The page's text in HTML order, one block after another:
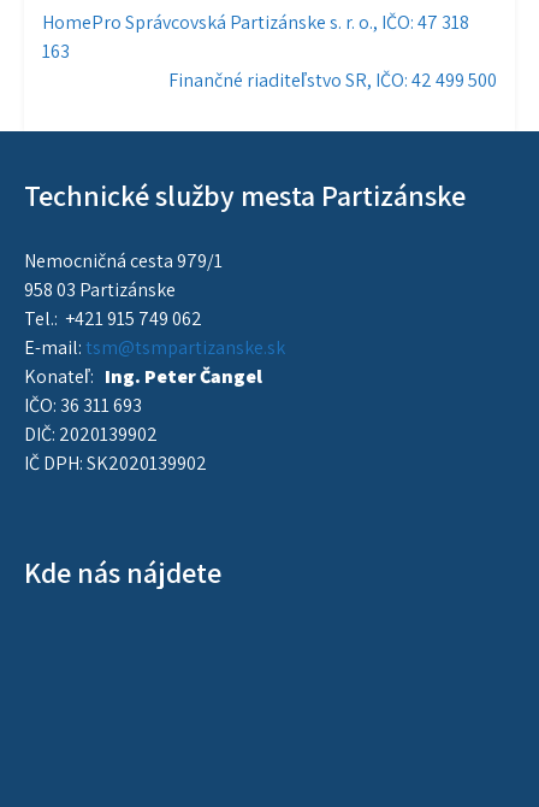
Navigácia
v
článku
HomePro Správcovská Partizánske s. r. o., IČO: 47 318
163
Finančné riaditeľstvo SR, IČO: 42 499 500
Technické služby mesta Partizánske
Nemocničná cesta 979/1
958 03 Partizánske
Tel.: +421 915 749 062
E-mail:tsm@tsmpartizanske.sk
Konateľ: Ing. Peter Čangel
IČO: 36 311 693
DIČ: 2020139902
IČ DPH: SK2020139902
Kde nás nájdete